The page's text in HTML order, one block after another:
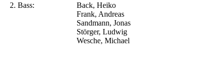
2. Bass:
Back, Heiko
Frank, Andreas
Sandmann, Jonas
Störger, Ludwig
Wesche, Michael